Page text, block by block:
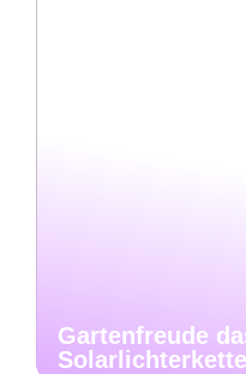
Gartenfreude